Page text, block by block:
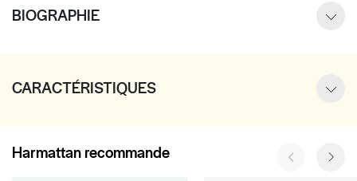
BIOGRAPHIE
CARACTÉRISTIQUES
Harmattan recommande